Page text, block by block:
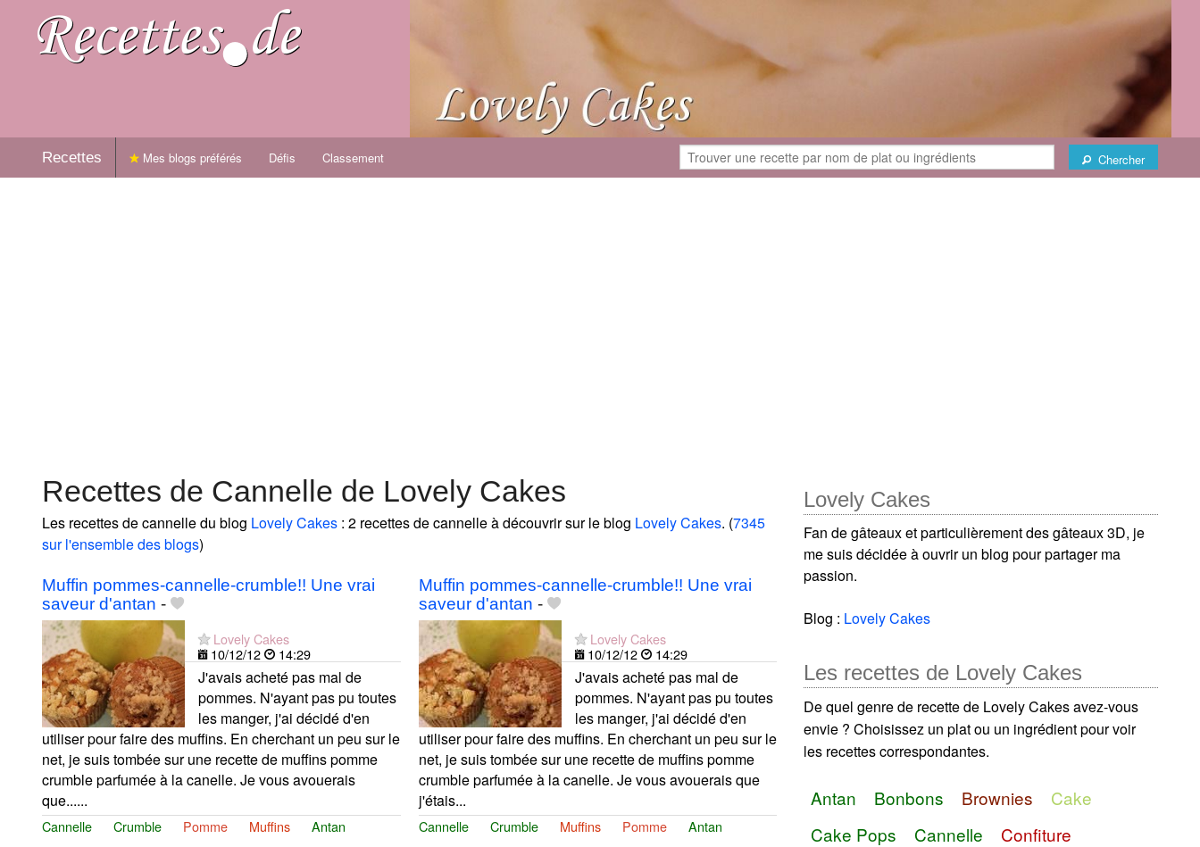
Recettes Chercher
Mes blogs préférés Défis Classement
Recettes de Cannelle de Lovely Cakes
Les recettes de cannelle du blog Lovely Cakes : 2 recettes de cannelle à découvrir sur le blog Lovely Cakes. (7345
sur l'ensemble des blogs)
Muffin pommes-cannelle-crumble!! Une vrai
saveur d'antan -
Lovely Cakes
10/12/12
14:29
J'avais acheté pas mal de
pommes. N'ayant pas pu toutes
les manger, j'ai décidé d'en
utiliser pour faire des muffins. En cherchant un peu sur le
net, je suis tombée sur une recette de muffins pomme
crumble parfumée à la canelle. Je vous avouerais
que......
Cannelle Crumble Pomme Muffins Antan
Muffin pommes-cannelle-crumble!! Une vrai
saveur d'antan -
Lovely Cakes
10/12/12
14:29
J'avais acheté pas mal de
pommes. N'ayant pas pu toutes
les manger, j'ai décidé d'en
utiliser pour faire des muffins. En cherchant un peu sur le
net, je suis tombée sur une recette de muffins pomme
crumble parfumée à la canelle. Je vous avouerais que
j'étais...
Cannelle Crumble Muffins Pomme Antan
Lovely Cakes
Fan de gâteaux et particulièrement des gâteaux 3D, je
me suis décidée à ouvrir un blog pour partager ma
passion.
Blog : Lovely Cakes
Les recettes de Lovely Cakes
De quel genre de recette de Lovely Cakes avez-vous
envie ? Choisissez un plat ou un ingrédient pour voir
les recettes correspondantes.
Antan Bonbons Brownies
Cake
Cake Pops
Cannelle
Confiture